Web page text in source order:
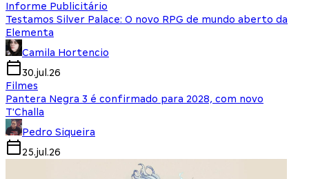
Informe Publicitário
Testamos Silver Palace: O novo RPG de mundo aberto da
Elementa
Camila Hortencio
30.jul.26
Filmes
Pantera Negra 3 é confirmado para 2028, com novo
T'Challa
Pedro Siqueira
25.jul.26